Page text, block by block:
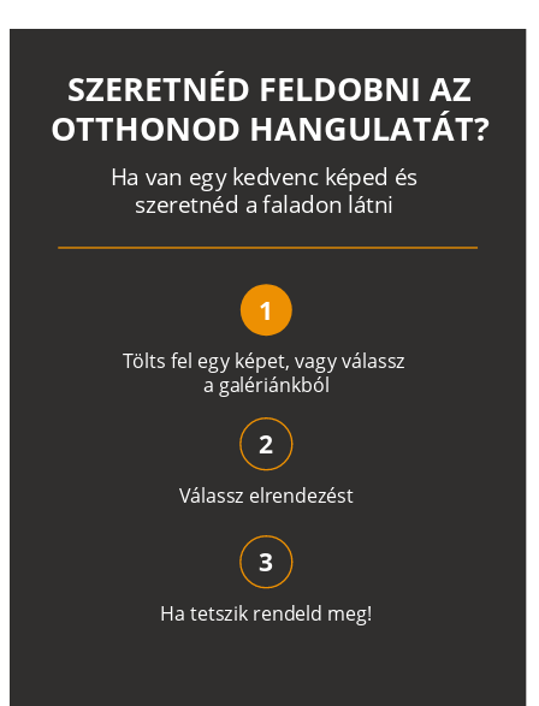
Tölts fel egy képet, vagyválassz
a galériánkból
Ha van egy kedvenc képed és
szeretnéd a faladon látni
SZERETNÉD FELDOBNI AZ
OTTHONOD HANGULATÁT?
1
Válassz elrendezést
2
Ha tetszik rendeld meg!
3